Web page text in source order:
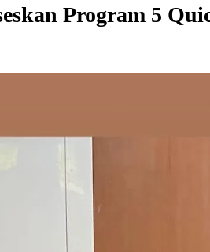
Program 5